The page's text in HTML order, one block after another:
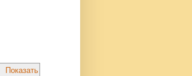
Показать